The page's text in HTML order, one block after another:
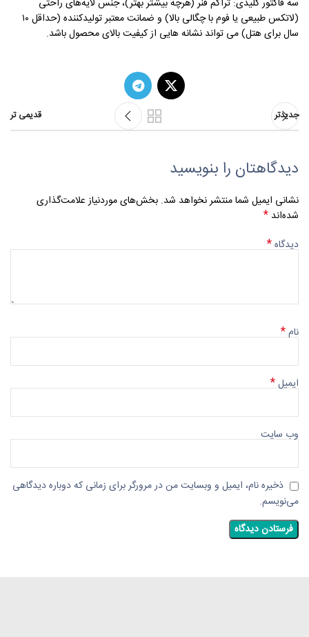
سه فاکتور کلیدی: تراکم فنر (هرچه بیشتر بهتر)، جنس لایه‌های راحتی
(لاتکس طبیعی یا فوم با چگالی بالا) و ضمانت معتبر تولیدکننده (حداقل ۱۰
سال برای هتل) می تواند نشانه هایی از کیفیت بالای محصول باشد.
جدیدتر قدیمی تر
دیدگاهتان را بنویسید
نشانی ایمیل شما منتشر نخواهد شد. بخش‌های موردنیاز علامت‌گذاری
شده‌اند *
دیدگاه*
نام*
ایمیل*
وب‌ سایت
ذخیره نام، ایمیل و وبسایت من در مرورگر برای زمانی که دوباره دیدگاهی
می‌نویسم.